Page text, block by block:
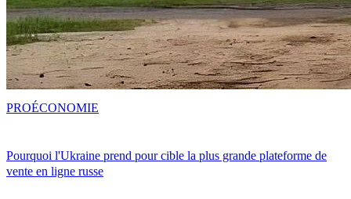
Pourquoi l'Ukraine prend pour cible la plus grande plateforme de
vente en ligne russe
PROÉCONOMIE